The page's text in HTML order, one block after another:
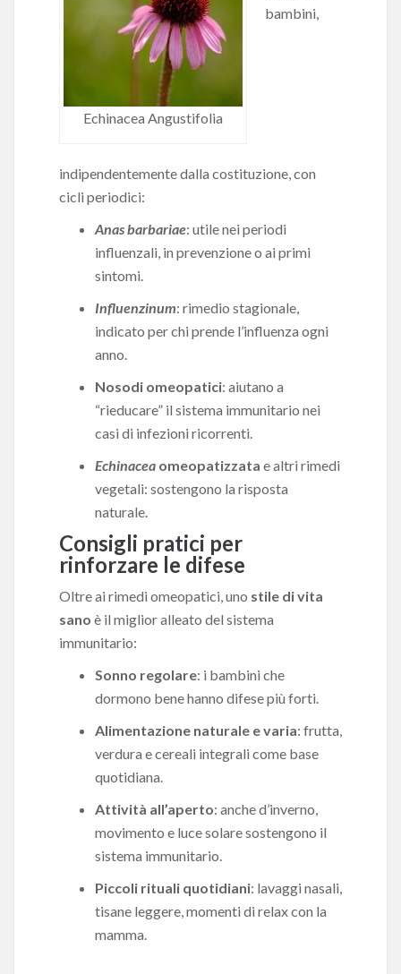
Echinacea Angustifolia
bambini,
indipendentemente dalla costituzione, con
cicli periodici:
Anas barbariae: utile nei periodi
influenzali, in prevenzione o ai primi
sintomi.
Influenzinum: rimedio stagionale,
indicato per chi prende l’influenza ogni
anno.
Nosodi omeopatici: aiutano a
“rieducare” il sistema immunitario nei
casi di infezioni ricorrenti.
Echinacea omeopatizzata e altri rimedi
vegetali: sostengono la risposta
naturale.
Consigli pratici per
rinforzare le difese
Oltre ai rimedi omeopatici, uno stile di vita
sano è il miglior alleato del sistema
immunitario:
Sonno regolare: i bambini che
dormono bene hanno difese più forti.
Alimentazione naturale e varia: frutta,
verdura e cereali integrali come base
quotidiana.
Attività all’aperto: anche d’inverno,
movimento e luce solare sostengono il
sistema immunitario.
Piccoli rituali quotidiani: lavaggi nasali,
tisane leggere, momenti di relax con la
mamma.